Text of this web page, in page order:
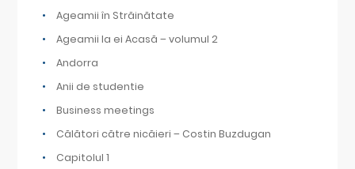
Ageamii în Străinătate
Ageamii la ei Acasă – volumul 2
Andorra
Anii de studentie
Business meetings
Călători către nicăieri – Costin Buzdugan
Capitolul 1